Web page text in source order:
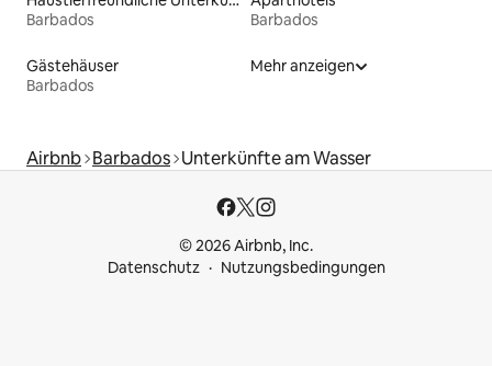
Barbados
Barbados
Gästehäuser
Barbados
Mehr anzeigen
Airbnb Barbados Unterkünfte am Wasser
© 2026 Airbnb, Inc.
Datenschutz
Nutzungsbedingungen